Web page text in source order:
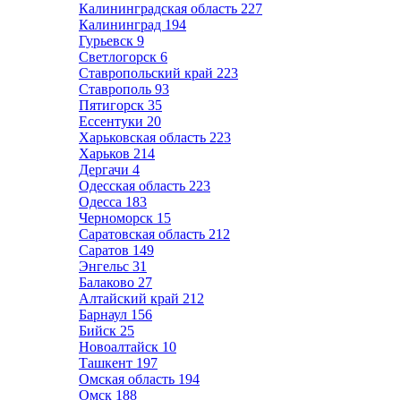
Калининградская область 227
Калининград 194
Гурьевск 9
Светлогорск 6
Ставропольский край 223
Ставрополь 93
Пятигорск 35
Ессентуки 20
Харьковская область 223
Харьков 214
Дергачи 4
Одесская область 223
Одесса 183
Черноморск 15
Саратовская область 212
Саратов 149
Энгельс 31
Балаково 27
Алтайский край 212
Барнаул 156
Бийск 25
Новоалтайск 10
Ташкент 197
Омская область 194
Омск 188